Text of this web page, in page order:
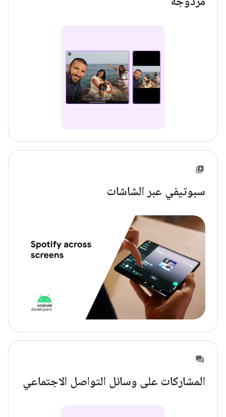
سبوتيفي عبر الشاشات
المشاركات على وسائل التواصل الاجتماعي